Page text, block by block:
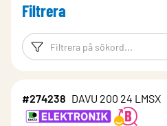
Filtrera
Filtreringsord
#274238 DAVU 200 24 LMSX